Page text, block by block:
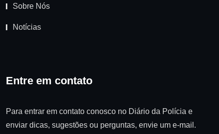
Sobre Nós
Notícias
Entre em contato
Para entrar em contato conosco no Diário da Polícia e
enviar dicas, sugestões ou perguntas, envie um e-mail.